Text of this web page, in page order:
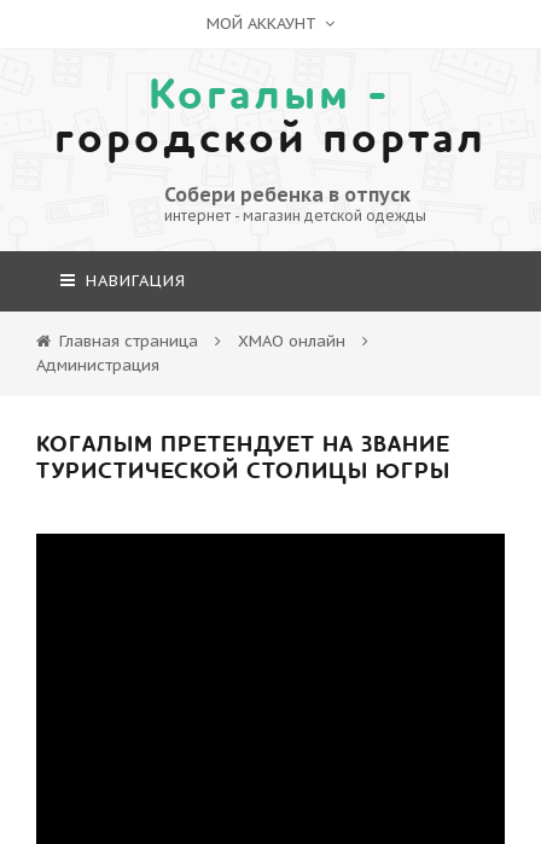
МОЙ АККАУНТ
Когалым -
городской портал
Собери ребенка в отпуск
интернет - магазин детской одежды
НАВИГАЦИЯ
Главная страница
ХМАО онлайн
Администрация
КОГАЛЫМ ПРЕТЕНДУЕТ НА ЗВАНИЕ
ТУРИСТИЧЕСКОЙ СТОЛИЦЫ ЮГРЫ